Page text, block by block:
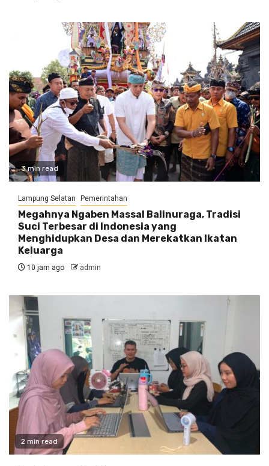
3 min read
Lampung Selatan Pemerintahan
Megahnya Ngaben Massal Balinuraga, Tradisi
Suci Terbesar di Indonesia yang
Menghidupkan Desa dan Merekatkan Ikatan
Keluarga
10 jam ago admin
2 min read